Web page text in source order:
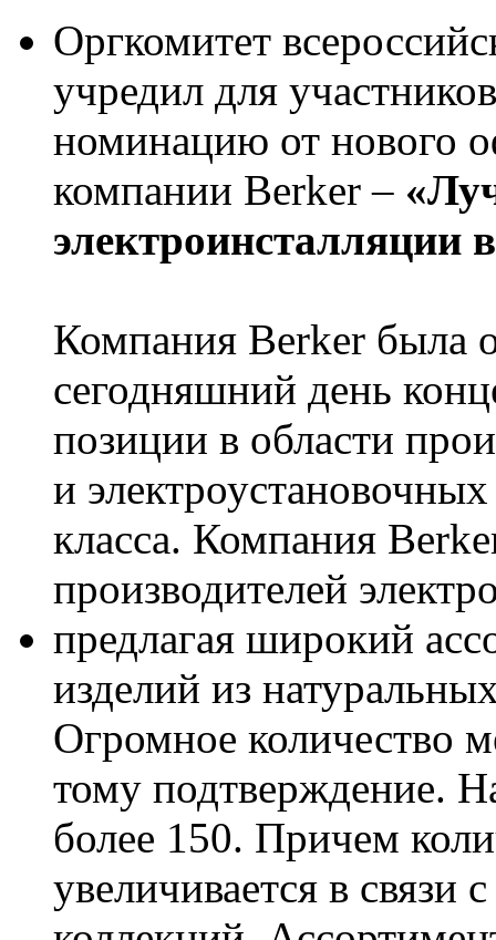
Оргкомитет
учредил для
номинацию от нового
компании Berker –
электроинсталляции
Компания Berker была
сегодняшний день
позиции в области
и
класса. Компания
производителей
предлагая широкий
изделий из
Огромное количество
тому подтверждение.
более 150. Причем
увеличивается в связи